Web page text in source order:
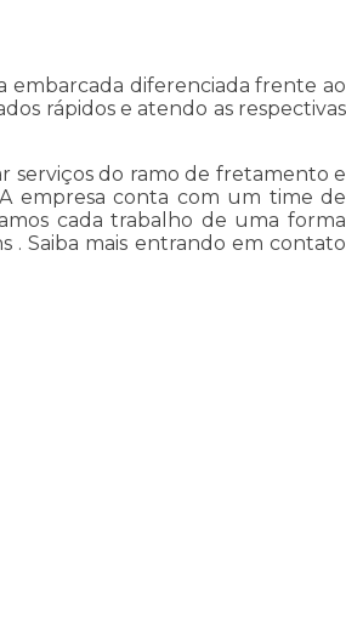
embarcada diferenciada frente ao
rápidos e atendo as respectivas
serviços do ramo de fretamento e
empresa conta com um time de
cada trabalho de uma forma
. Saiba mais entrando em contato